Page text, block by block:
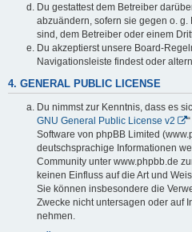
Du gestattest dem Betreiber
abzuändern, sofern sie gegen o.
sind, dem Betreiber oder einem
Du akzeptierst unsere Board-
Navigationsleiste findest oder
4. GENERAL PUBLIC LICENSE
Du nimmst zur Kenntnis, dass es
GNU General Public License v2
Software von phpBB Limited
deutschsprachige Informationen
Community unter www.phpbb.de
keinen Einfluss auf die Art und
Sie können insbesondere die
Zwecke nicht untersagen oder auf
nehmen.